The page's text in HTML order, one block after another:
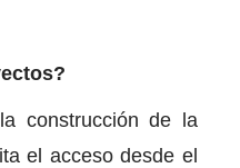
construcción de la
el acceso desde el